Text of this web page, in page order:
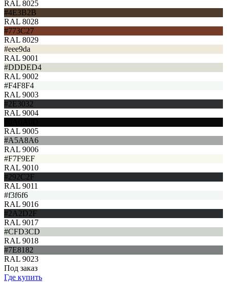
RAL 8025
#4E3B2B
RAL 8028
#773C27
RAL 8029
#eee9da
RAL 9001
#DDDED4
RAL 9002
#F4F8F4
RAL 9003
#2E3032
RAL 9004
RAL 9005
#A5A8A6
RAL 9006
#F7F9EF
RAL 9010
#292C2F
RAL 9011
#f3f6f6
RAL 9016
#2A2D2F
RAL 9017
#CFD3CD
RAL 9018
#7E8182
RAL 9023
Под заказ
Где купить